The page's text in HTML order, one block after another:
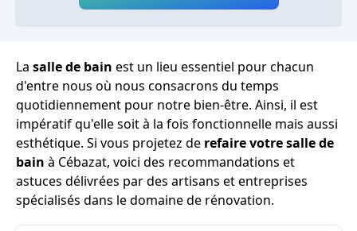
La salle de bain est un lieu essentiel pour chacun
d'entre nous où nous consacrons du temps
quotidiennement pour notre bien-être. Ainsi, il est
impératif qu'elle soit à la fois fonctionnelle mais aussi
esthétique. Si vous projetez de refaire votre salle de
bain à Cébazat, voici des recommandations et
astuces délivrées par des artisans et entreprises
spécialisés dans le domaine de rénovation.